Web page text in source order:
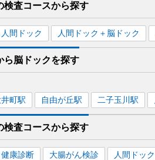
検査コースから探す
人間ドック 人間ドック＋脳ドック
ら脳ドックを探す
井町駅 自由が丘駅 二子玉川 駅
検査コースから探す
健康診断 大腸がん検診 人間ドック